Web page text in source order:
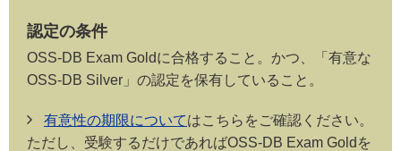
認定の条件
OSS-DB Exam Goldに合格すること。かつ、「有意な
OSS-DB Silver」の認定を保有していること。
有意性の期限についてはこちらをご確認ください。
ただし、受験するだけであればOSS-DB Exam Goldを